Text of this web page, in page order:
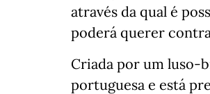
através da qual é
poderá querer
Criada por um luso-
portuguesa e está